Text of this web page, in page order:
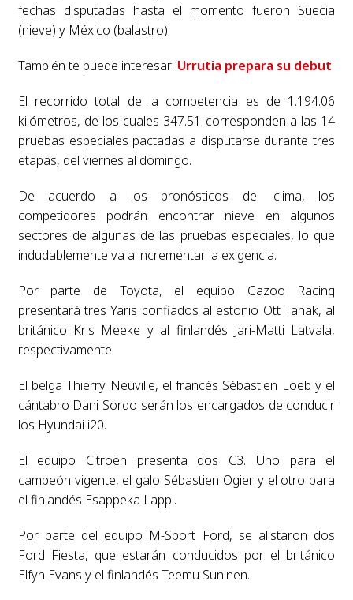
fechas disputadas hasta el momento fueron Suecia
(nieve) y México (balastro).
También te puede interesar: Urrutia prepara su debut
El recorrido total de la competencia es de 1.194.06
kilómetros, de los cuales 347.51 corresponden a las 14
pruebas especiales pactadas a disputarse durante tres
etapas, del viernes al domingo.
De acuerdo a los pronósticos del clima, los
competidores podrán encontrar nieve en algunos
sectores de algunas de las pruebas especiales, lo que
indudablemente va a incrementar la exigencia.
Por parte de Toyota, el equipo Gazoo Racing
presentará tres Yaris confiados al estonio Ott Tänak, al
británico Kris Meeke y al finlandés Jari-Matti Latvala,
respectivamente.
El belga Thierry Neuville, el francés Sébastien Loeb y el
cántabro Dani Sordo serán los encargados de conducir
los Hyundai i20.
El equipo Citroën presenta dos C3. Uno para el
campeón vigente, el galo Sébastien Ogier y el otro para
el finlandés Esappeka Lappi.
Por parte del equipo M-Sport Ford, se alistaron dos
Ford Fiesta, que estarán conducidos por el británico
Elfyn Evans y el finlandés Teemu Suninen.